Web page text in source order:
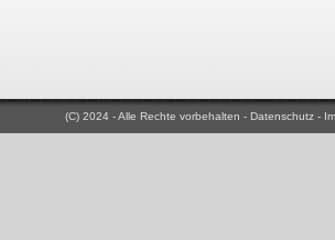
(C) 2024 - Alle Rechte vorbehalten - Datenschutz -